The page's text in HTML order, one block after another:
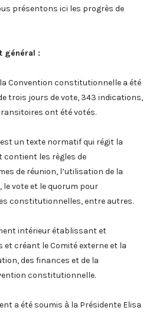
présentons ici les progrès de
général :
Convention constitutionnelle a été
trois jours de vote, 343 indications,
ont été votés.
un texte normatif qui régit la
contient les règles de
de réunion, l’utilisation de la
vote et le quorum pour
constitutionnelles, entre autres.
intérieur établissant et
créant le Comité externe et la
des finances et de la
constitutionnelle.
a été soumis à la Présidente Elisa